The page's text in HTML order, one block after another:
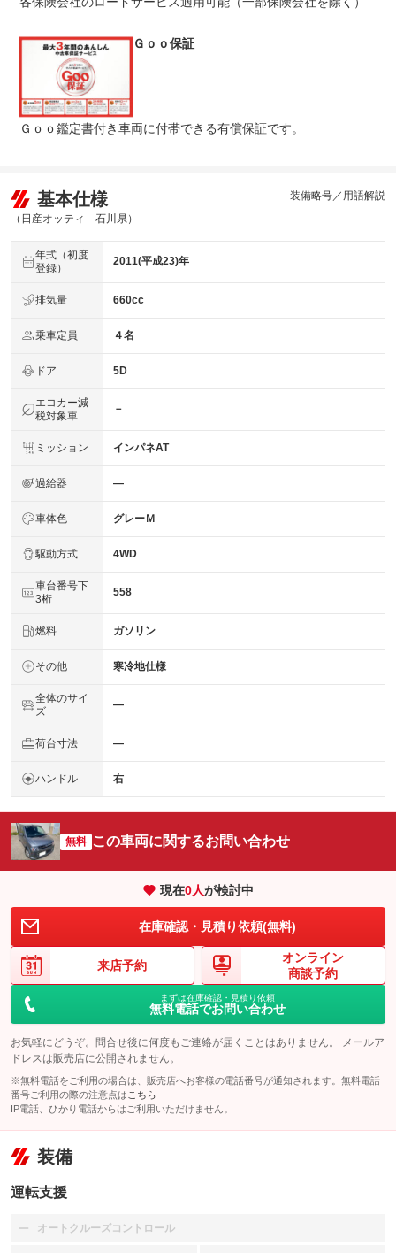
Ｇｏｏ保証
Ｇｏｏ鑑定書付き車両に付帯できる有償保証です。
基本仕様
（日産オッティ 石川県）
装備略号／用語解説
年式（初度
登録）
2011(平成23)年
排気量 660cc
乗車定員 ４名
ドア 5D
エコカー減
税対象車
－
ミッション インパネAT
過給器 ―
車体色 グレーＭ
駆動方式 4WD
車台番号下
3桁
558
燃料 ガソリン
その他 寒冷地仕様
全体のサイ
ズ
―
荷台寸法 ―
ハンドル 右
無料 この車両に関するお問い合わせ
現在0人が検討中
在庫確認・見積り依頼(無料)
来店予約
オンライン
商談予約
まずは在庫確認・見積り依頼
無料電話でお問い合わせ
お気軽にどうぞ。問合せ後に何度もご連絡が届くことはありません。 メールア
ドレスは販売店に公開されません。
※無料電話をご利用の場合は、販売店へお客様の電話番号が通知されます。無料電話
番号ご利用の際の注意点は こちら
IP電話、ひかり電話からはご利用いただけません。
装備
運転支援
オートクルーズコントロール
：装備なし